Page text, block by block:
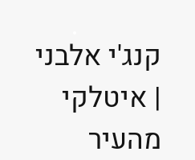
קנג'י אלבני
| איטלקי
מהעיר